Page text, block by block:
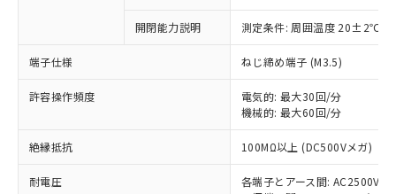
開閉能力説明 測定条件: 周囲温度 20±2℃、
端子仕様 ねじ締め端子 (M3.5)
許容操作頻度
電気的: 最大30回/分
機械的: 最大60回/分
絶縁抵抗 100MΩ以上 (DC500Vメガ)
耐電圧
各端子とアース間: AC2500V
以下の条件をお読みいただき、同意のうえ
本サービスは、当社制御機器事業取扱
商品の当社在庫状況および標準価格
(税抜)を提供させていただくもので
当社制御機器事業取扱商品の中には、
本サービスの対象外となる商品もある
対応予定なし：EU RoHS指令（10物質）の
定はありません。
調査・確認中：EU RoHS指令（10物質）の
非含有の対応状況を調査中または確認中の
非該当品：ライセンス料など無形物で、有
害物質有無と関係のない商品です。
仕入先様の事情により、非含有部品として
いたものが、含有品と判明した場合などや
※1 中国RoHS○×表
「○」：最大均質材料含有率が中国RoHSの
基準値以下であることを示します。
「×」：最大均質材料含有率が中国RoHSの
基準値を超えていることを示します。